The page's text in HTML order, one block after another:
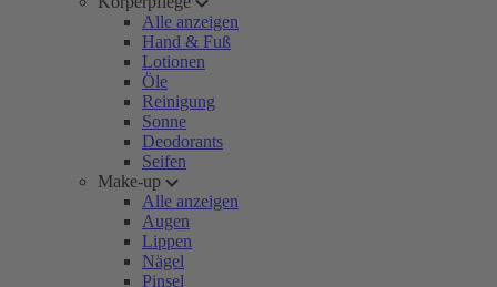
Alle anzeigen
Hand & Fuß
Lotionen
Öle
Reinigung
Sonne
Deodorants
Seifen
Make-up
Alle anzeigen
Augen
Lippen
Nägel
Pinsel